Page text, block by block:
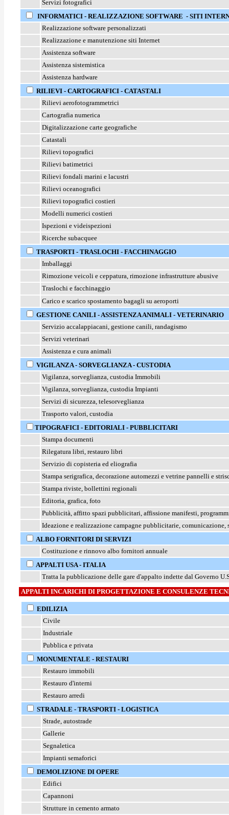
Servizi fotografici
INFORMATICI - REALIZZAZIONE SOFTWARE - SITI
Realizzazione software personalizzati
Realizzazione e manutenzione siti Internet
Assistenza software
Assistenza sistemistica
Assistenza hardware
RILIEVI - CARTOGRAFICI - CATASTALI
Rilievi aerofotogrammetrici
Cartografia numerica
Digitalizzazione carte geografiche
Catastali
Rilievi topografici
Rilievi batimetrici
Rilievi fondali marini e lacustri
Rilievi oceanografici
Rilievi topografici costieri
Modelli numerici costieri
Ispezioni e videispezioni
Ricerche subacquee
TRASPORTI - TRASLOCHI - FACCHINAGGIO
Imballaggi
Rimozione veicoli e ceppatura, rimozione infrastrutture abusive
Traslochi e facchinaggio
Carico e scarico spostamento bagagli su aeroporti
GESTIONE CANILI - ASSISTENZA ANIMALI - VETERINARIO
Servizio accalappiacani, gestione canili, randagismo
Servizi veterinari
Assistenza e cura animali
VIGILANZA - SORVEGLIANZA - CUSTODIA
Vigilanza, sorveglianza, custodia Immobili
Vigilanza, sorveglianza, custodia Impianti
Servizi di sicurezza, telesorveglianza
Trasporto valori, custodia
TIPOGRAFICI - EDITORIALI - PUBBLICITARI
Stampa documenti
Rilegatura libri, restauro libri
Servizio di copisteria ed eliografia
Stampa serigrafica, decorazione automezzi e vetrine pannelli e
Stampa riviste, bollettini regionali
Editoria, grafica, foto
Pubblicità, affitto spazi pubblicitari, affissione manifesti,
Ideazione e realizzazione campagne pubblicitarie,
ALBO FORNITORI DI SERVIZI
Costituzione e rinnovo albo fornitori annuale
APPALTI USA - ITALIA
Tratta la pubblicazione delle gare d'appalto indette dal Governo
APPALTI INCARICHI DI PROGETTAZIONE E CONSULENZE
EDILIZIA
Civile
Industriale
Pubblica e privata
MONUMENTALE - RESTAURI
Restauro immobili
Restauro d'interni
Restauro arredi
STRADALE - TRASPORTI - LOGISTICA
Strade, autostrade
Gallerie
Segnaletica
Impianti semaforici
DEMOLIZIONE DI OPERE
Edifici
Capannoni
Strutture in cemento armato